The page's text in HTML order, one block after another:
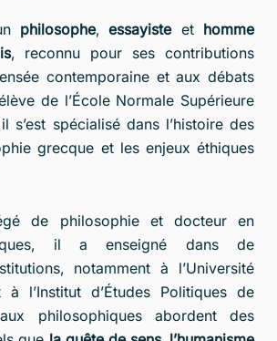
philosophe,essayisteet homme
, reconnu pour ses contributions
contemporaine et aux débats
de l’École Normale Supérieure
s’est spécialisé dans l’histoire des
grecque et les enjeux éthiques
de philosophie et docteur en
il a enseigné dans de
notamment à l’Université
à l’Institut d’Études Politiques de
philosophiques abordent des